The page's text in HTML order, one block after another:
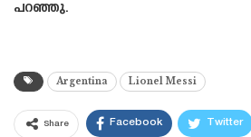
പറഞ്ഞു.
Argentina Lionel Messi
Share Facebook Twitter